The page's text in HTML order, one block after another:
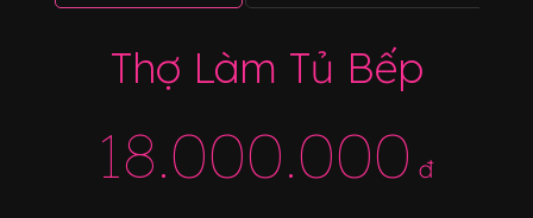
Thợ Làm Tủ Bếp
18.000.000 đ